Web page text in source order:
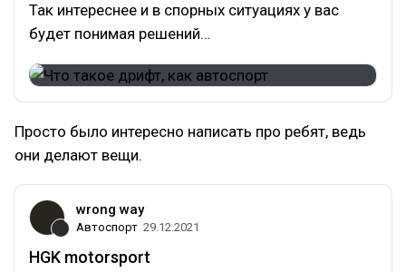
Так интереснее и в спорных ситуациях у вас
будет понимая решений…
Просто было интересно написать про ребят, ведь
они делают вещи.
wrong way
Автоспорт 29.12.2021
HGK motorsport